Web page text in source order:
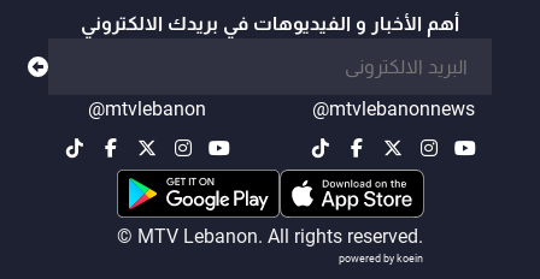
أهم الأخبار و الفيديوهات في بريدك الالكتروني
@mtvlebanonnews
@mtvlebanon
© MTV Lebanon. All rights reserved.
powered by koein